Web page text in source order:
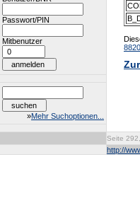
Passwort/PIN
Mitbenutzer
»Mehr Suchoptionen...
Seite
http://